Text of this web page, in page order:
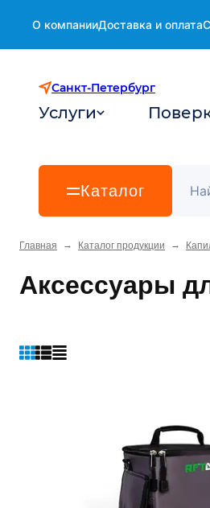
О компанииДоставка и оплата
Санкт-Петербург
Услуги
Каталог
Главная → Каталог продукции →
Аксессуары